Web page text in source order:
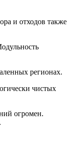
и отходов также
регионах.
чистых
огромен.